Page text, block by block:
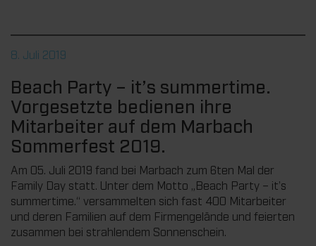
8. Juli 2019
Beach Party – it’s summertime.
Vorgesetzte bedienen ihre
Mitarbeiter auf dem Marbach
Sommerfest 2019.
Am 05. Juli 2019 fand bei Marbach zum 6ten Mal der
Family Day statt. Unter dem Motto „Beach Party – it’s
summertime.“ versammelten sich fast 400 Mitarbeiter
und deren Familien auf dem Firmengelände und feierten
zusammen bei strahlendem Sonnenschein.